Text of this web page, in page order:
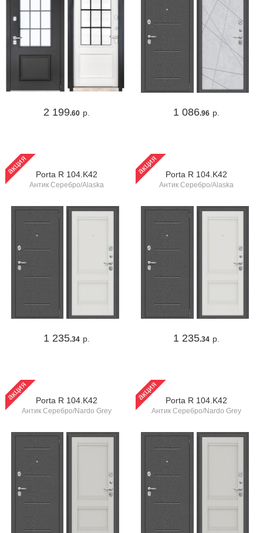
2 199.60 р. 1 086.96 р.
акция Porta R 104.K42
Антик Серебро/Alaska
1 235.34 р.
акция Porta R 104.K42
Антик Серебро/Alaska
1 235.34 р.
акция Porta R 104.K42
Антик Серебро/Nardo Grey
акция Porta R 104.K42
Антик Серебро/Nardo Grey